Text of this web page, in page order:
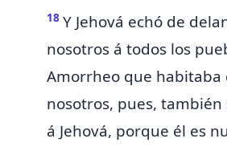
18 Y Jehová echó de
nosotros á todos los
Amorrheo que habitaba
nosotros, pues,
á Jehová, porque él es